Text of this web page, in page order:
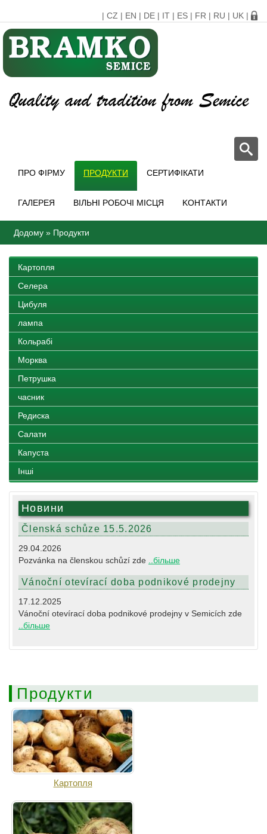
| CZ | EN | DE | IT | ES | FR | RU | UK |
ПРО ФІРМУ ПРОДУКТИ СЕРТИФІКАТИ
ГАЛЕРЕЯ ВІЛЬНІ РОБОЧІ МІСЦЯ KОНТАКТИ
Додому » Продукти
Картопля
Селера
Цибуля
лампа
Кольрабі
Морква
Петрушка
часник
Редиска
Салати
Капуста
Іншi
Новини
Členská schůze 15.5.2026
29.04.2026
Pozvánka na členskou schůzí zde
..більше
Vánoční otevírací doba podnikové prodejny
17.12.2025
Vánoční otevírací doba podnikové prodejny v Semicích zde
..більше
Продукти
Картопля